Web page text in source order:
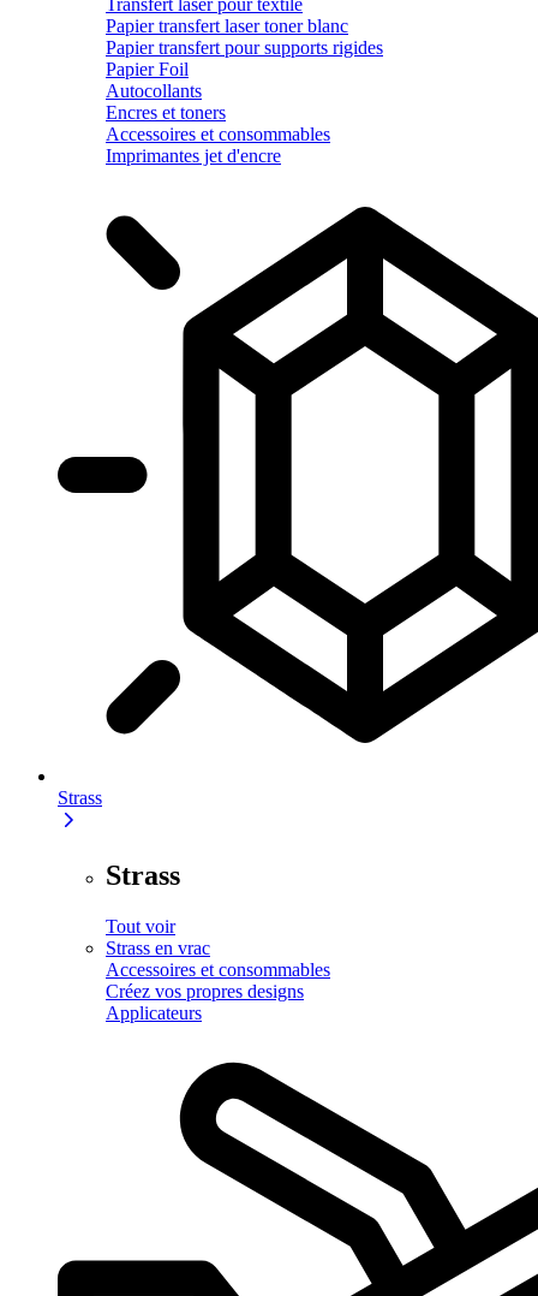
Papier transfert laser toner blanc
Papier transfert pour supports rigides
Papier Foil
Autocollants
Encres et toners
Accessoires et consommables
Imprimantes jet d'encre
Strass
Strass
Tout voir
Strass en vrac
Accessoires et consommables
Créez vos propres designs
Applicateurs